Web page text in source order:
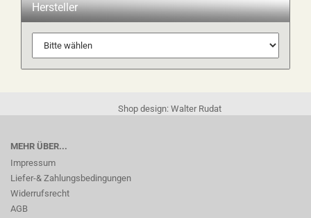
Hersteller
Shop design: Walter Rudat
MEHR ÜBER...
Impressum
Liefer-& Zahlungsbedingungen
Widerrufsrecht
AGB